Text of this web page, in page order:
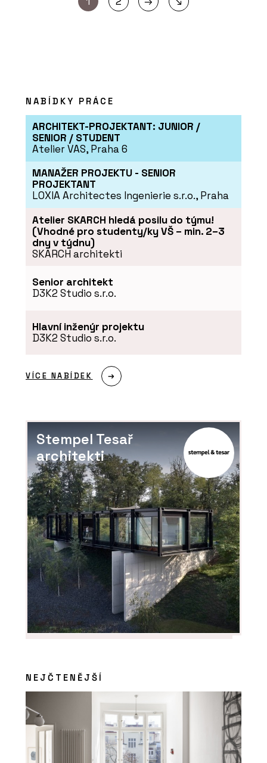
NABÍDKY PRÁCE
ARCHITEKT-PROJEKTANT: JUNIOR /
SENIOR / STUDENT
Atelier VAS, Praha 6
MANAŽER PROJEKTU - SENIOR
PROJEKTANT
LOXIA Architectes Ingenierie s.r.o., Praha
Atelier SKARCH hledá posilu do týmu!
(Vhodné pro studenty/ky VŠ – min. 2–3
dny v týdnu)
SKARCH architekti
Senior architekt
D3K2 Studio s.r.o.
Hlavní inženýr projektu
D3K2 Studio s.r.o.
VÍCE NABÍDEK
Stempel Tesař
architekti
NEJČTENĚJŠÍ